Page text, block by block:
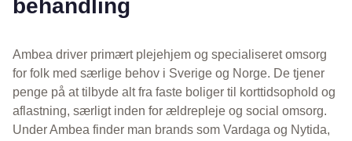
behandling
Ambea driver primært plejehjem og specialiseret omsorg
for folk med særlige behov i Sverige og Norge. De tjener
penge på at tilbyde alt fra faste boliger til korttidsophold og
aflastning, særligt inden for ældrepleje og social omsorg.
Under Ambea finder man brands som Vardaga og Nytida,